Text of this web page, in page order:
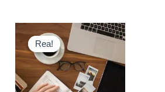
Rea!
Rea!
ursprungliga
priset
var:
kr499.00.
Det
nuvarande
är:
kr199.00.